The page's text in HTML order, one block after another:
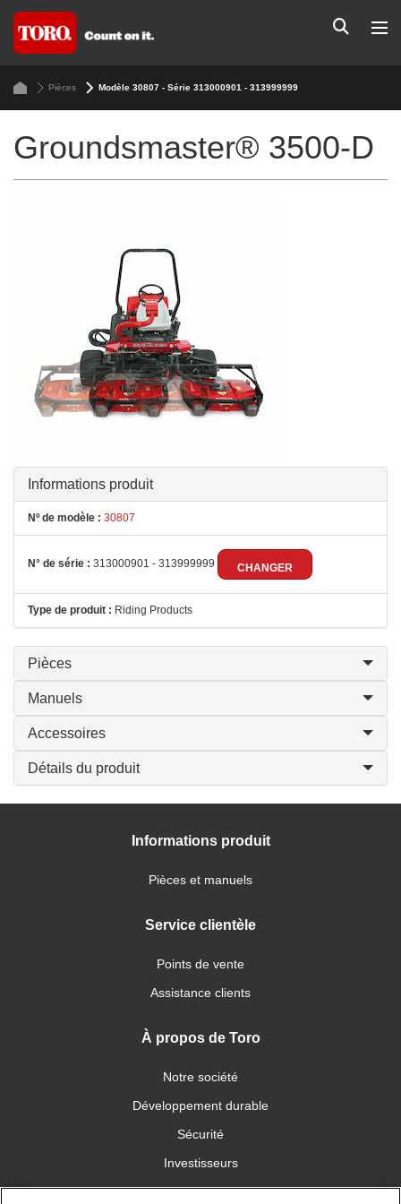
Pièces Modèle 30807 - Série 313000901 - 313999999
Groundsmaster® 3500-D
Informations produit
Nº de modèle : 30807
N° de série : 313000901 - 313999999 CHANGER
Type de produit : Riding Products
Pièces
Manuels
Accessoires
Détails du produit
Informations produit
Pièces et manuels
Service clientèle
Points de vente
Assistance clients
À propos de Toro
Notre société
Développement durable
Sécurité
Investisseurs
Carrières